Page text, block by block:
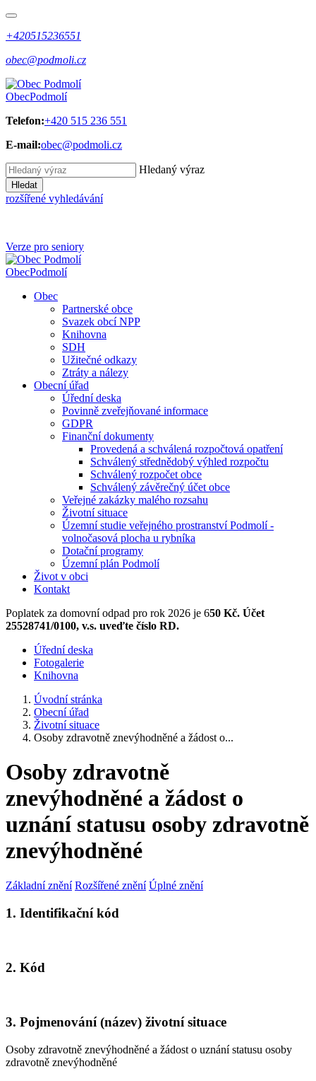
+420515236551
obec@podmoli.cz
ObecPodmolí
Telefon:+420 515 236 551
E-mail:obec@podmoli.cz
Hledaný výraz
Hledat
rozšířené vyhledávání
Verze pro seniory
ObecPodmolí
Obec
Partnerské obce
Svazek obcí NPP
Knihovna
SDH
Užitečné odkazy
Ztráty a nálezy
Obecní úřad
Úřední deska
Povinně zveřejňované informace
GDPR
Finanční dokumenty
Provedená a schválená rozpočtová opatření
Schválený střednědobý výhled rozpočtu
Schválený rozpočet obce
Schválený závěrečný účet obce
Veřejné zakázky malého rozsahu
Životní situace
Územní studie veřejného prostranství Podmolí -
volnočasová plocha u rybníka
Dotační programy
Územní plán Podmolí
Život v obci
Kontakt
Poplatek za domovní odpad pro rok 2026 je 650 Kč. Účet
25528741/0100, v.s. uveďte číslo RD.
Úřední deska
Fotogalerie
Knihovna
Úvodní stránka
Obecní úřad
Životní situace
Osoby zdravotně znevýhodněné a žádost o...
Osoby zdravotně
znevýhodněné a žádost o
uznání statusu osoby zdravotně
znevýhodněné
Základní znění Rozšířené znění Úplné znění
1. Identifikační kód
2. Kód
3. Pojmenování (název) životní situace
Osoby zdravotně znevýhodněné a žádost o uznání statusu osoby
zdravotně znevýhodněné